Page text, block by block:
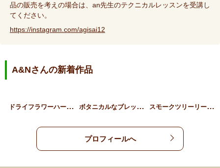
品の販売を考えの場合は、an先生のテクニカルレッスンを受講し
てください。
https://instagram.com/agisai12
A&Nさんの新着作品
ド
ライフラワーハーフリース… ボ
タニカルなブレッドアレン… ス
モークツリーリース（くす…
プロフィールへ